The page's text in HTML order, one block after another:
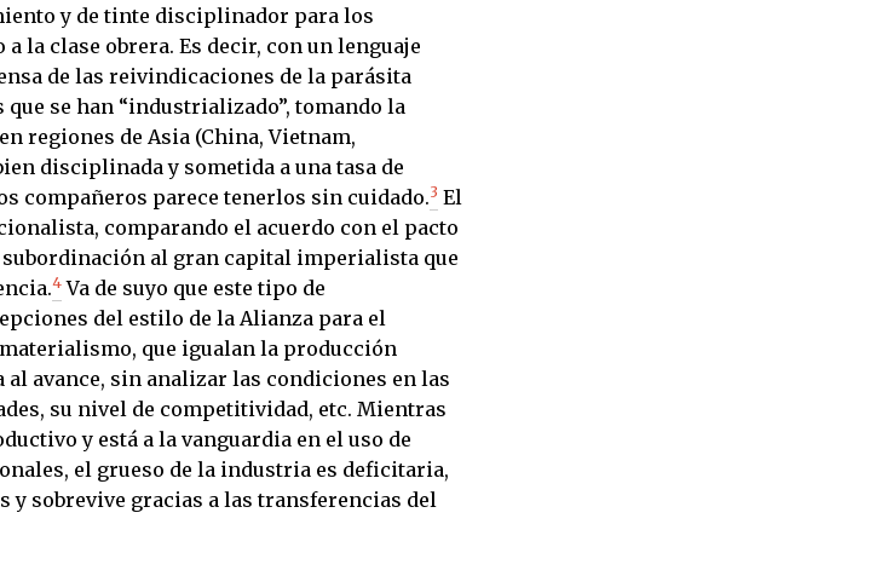
y de tinte disciplinador para los
la clase obrera. Es decir, con un lenguaje
de las reivindicaciones de la parásita
se han “industrializado”, tomando la
regiones de Asia (China, Vietnam,
disciplinada y sometida a una tasa de
compañeros parece tenerlos sin cuidado.3 El
comparando el acuerdo con el pacto
subordinación al gran capital imperialista que
4 Va de suyo que este tipo de
del estilo de la Alianza para el
materialismo, que igualan la producción
avance, sin analizar las condiciones en las
su nivel de competitividad, etc. Mientras
y está a la vanguardia en el uso de
el grueso de la industria es deficitaria,
y sobrevive gracias a las transferencias del